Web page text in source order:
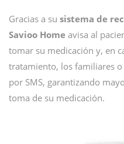
Gracias a su sistema de
Savioo Home avisa al
tomar su medicación y, en
tratamiento, los familiares
por SMS, garantizando
toma de su medicación.